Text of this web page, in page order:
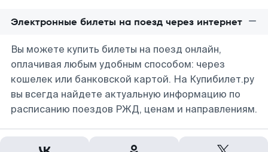
Электронные билеты на поезд через интернет
Вы можете купить билеты на поезд онлайн,
оплачивая любым удобным способом: через
кошелек или банковской картой. На Купибилет.ру
вы всегда найдете актуальную информацию по
расписанию поездов РЖД, ценам и направлениям.